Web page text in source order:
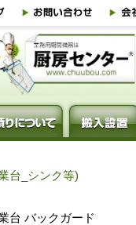
台_シンク等)
台 バックガード